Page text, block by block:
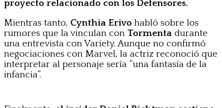
proyecto relacionado con los Defensores.
Mientras tanto, Cynthia Erivo habló sobre los
rumores que la vinculan con Tormenta durante
una entrevista con Variety. Aunque no confirmó
negociaciones con Marvel, la actriz reconoció que
interpretar al personaje sería “una fantasía de la
infancia”.